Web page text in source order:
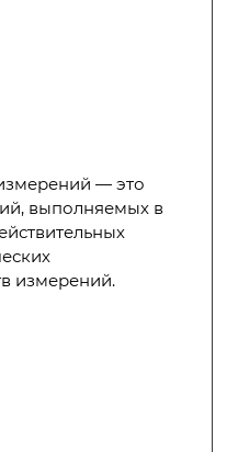
— это
выполняемых в
измерений.